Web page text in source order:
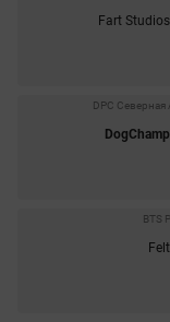
Fart Studios
DPC
DogChamp
BTS
Felt